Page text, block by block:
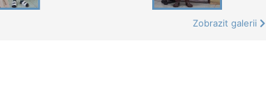
Zobrazit galerii